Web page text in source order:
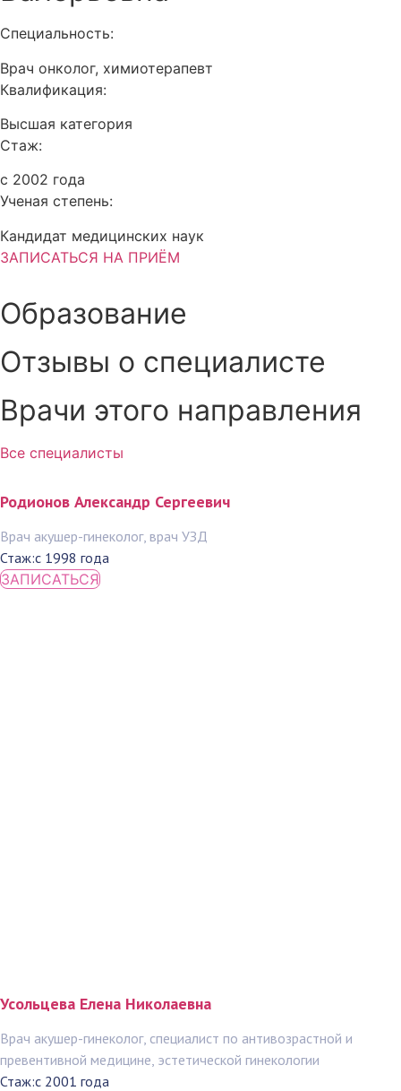
Специальность:
Врач онколог, химиотерапевт
Квалификация:
Высшая категория
Стаж:
с 2002 года
Ученая степень:
Кандидат медицинских наук
ЗАПИСАТЬСЯ НА ПРИЁМ
Образование
Отзывы о специалисте
Врачи этого направления
Все специалисты
Родионов Александр Сергеевич
Врач акушер-гинеколог, врач УЗД
Стаж:с 1998 года
ЗАПИСАТЬСЯ
Усольцева Елена Николаевна
Врач акушер-гинеколог, специалист по антивозрастной и
превентивной медицине, эстетической гинекологии
Стаж:с 2001 года